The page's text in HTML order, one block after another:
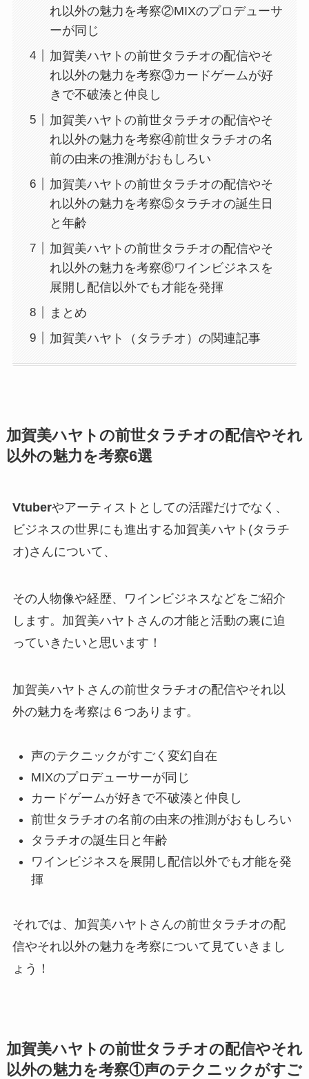
れ以外の魅力を考察②MIXのプロデューサ
ーが同じ
加賀美ハヤトの前世タラチオの配信やそ
れ以外の魅力を考察③カードゲームが好
きで不破湊と仲良し
加賀美ハヤトの前世タラチオの配信やそ
れ以外の魅力を考察④前世タラチオの名
前の由来の推測がおもしろい
加賀美ハヤトの前世タラチオの配信やそ
れ以外の魅力を考察⑤タラチオの誕生日
と年齢
加賀美ハヤトの前世タラチオの配信やそ
れ以外の魅力を考察⑥ワインビジネスを
展開し配信以外でも才能を発揮
まとめ
加賀美ハヤト（タラチオ）の関連記事
加賀美ハヤトの前世タラチオの配信やそれ
以外の魅力を考察6選
Vtuberやアーティストとしての活躍だけでなく、
ビジネスの世界にも進出する加賀美ハヤト(タラチ
オ)さんについて、
その人物像や経歴、 ワインビジネス などをご紹介
します。加賀美ハヤトさんの才能と活動の裏に迫
っていきたいと思います！
加賀美ハヤトさんの前世タラチオの配信やそれ以
外の魅力を考察は６つあります。
声のテクニックがすごく変幻自在
MIXのプロデューサーが同じ
カードゲームが好きで不破湊と仲良し
前世タラチオの名前の由来の推測がおもしろい
タラチオの誕生日と年齢
ワインビジネスを展開し配信以外でも才能を発
揮
それでは、加賀美ハヤトさんの前世タラチオの配
信やそれ以外の魅力を考察について見ていきまし
ょう！
加賀美ハヤトの前世タラチオの配信やそれ
以外の魅力を考察①声のテクニックがすご